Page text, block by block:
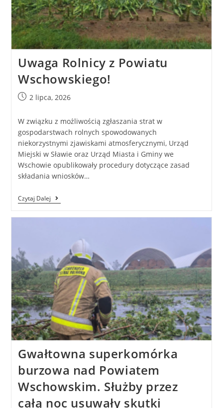
Uwaga Rolnicy z Powiatu
Wschowskiego!
2 lipca, 2026
W związku z możliwością zgłaszania strat w
gospodarstwach rolnych spowodowanych
niekorzystnymi zjawiskami atmosferycznymi, Urząd
Miejski w Sławie oraz Urząd Miasta i Gminy we
Wschowie opublikowały procedury dotyczące zasad
składania wniosków…
Czytaj Dalej
Gwałtowna superkomórka
burzowa nad Powiatem
Wschowskim. Służby przez
całą noc usuwały skutki